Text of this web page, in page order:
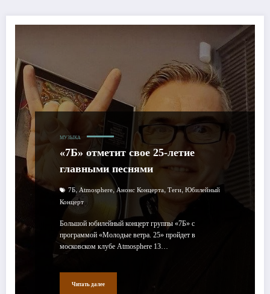
МУЗЫКА
«7Б» отметит свое 25-летие
главными песнями
7Б, Atmosphere, Анонс Концерта, Теги, Юбилейный
Концерт
Большой юбилейный концерт группы «7Б» с
программой «Молодые ветра. 25» пройдет в
московском клубе Atmosphere 13…
Читать далее